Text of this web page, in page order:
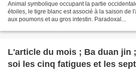
Animal symbolique occupant la partie
étoiles, le tigre blanc est associé à la saison de
aux poumons et au gros intestin. Paradoxal...
L'article du mois ; Ba duan jin
soi les cinq fatigues et les